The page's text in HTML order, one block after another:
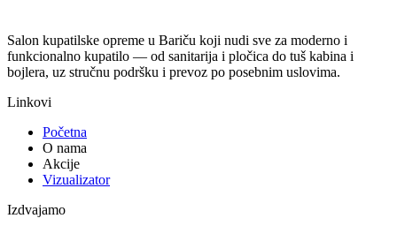
Salon kupatilske opreme u Bariču koji nudi sve za moderno i
funkcionalno kupatilo — od sanitarija i pločica do tuš kabina i
bojlera, uz stručnu podršku i prevoz po posebnim uslovima.
Linkovi
Početna
O nama
Akcije
Vizualizator
Izdvajamo